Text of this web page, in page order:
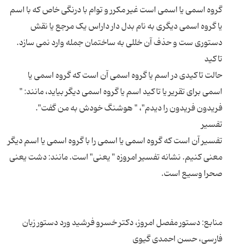
گروه اسمی یا اسمی است غیر مکرر و توام با درنگی خاص که با اسم
یا گروه اسمی دیگری به نام بدل دار داراس یک مرجع یا نقش
حالت تاکیدی در اسم یا گروه اسمی آن است که گروه اسمی یا
اسمی برای تقریر یا تاکید اسم یا گروه اسمی دیگر بیاید، مانند: "
تفسیر آن است که گروه اسمی یا اسمی را با گروه اسمی یا اسم دیگر
معنی کنیم. نشانه تفسیر امروزه " یعنی" است. مانند: دشت یعنی
منابع: دستور مفصل امروز، دکتر خسرو فرشید ورد دستور زبان